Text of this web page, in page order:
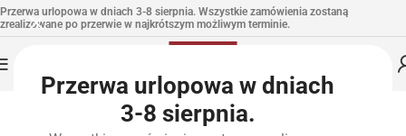
Przerwa urlopowa w dniach
3-8 sierpnia.
Przerwa urlopowa w dniach 3-8 sierpnia. Wszystkie zamówienia zostaną
zrealizowane po przerwie w najkrótszym możliwym terminie.